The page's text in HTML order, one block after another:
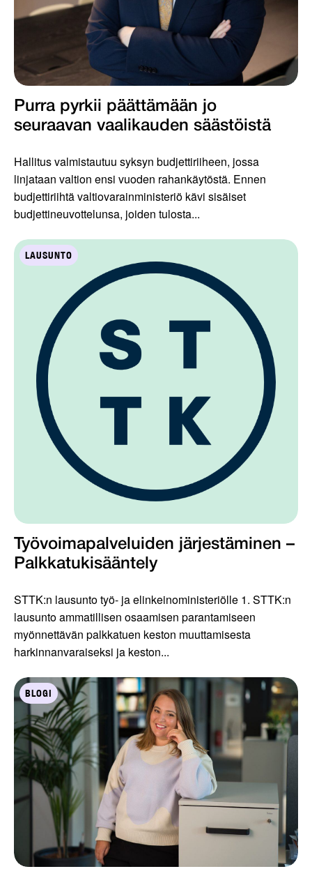
Purra pyrkii päättämään jo
seuraavan vaalikauden säästöistä
Hallitus valmistautuu syksyn budjettiriiheen, jossa
linjataan valtion ensi vuoden rahankäytöstä. Ennen
budjettiriihtä valtiovarainministeriö kävi sisäiset
budjettineuvottelunsa, joiden tulosta...
LAUSUNTO
Työvoimapalveluiden järjestäminen –
Palkkatukisääntely
STTK:n lausunto työ- ja elinkeinoministeriölle 1. STTK:n
lausunto ammatillisen osaamisen parantamiseen
myönnettävän palkkatuen keston muuttamisesta
harkinnanvaraiseksi ja keston...
BLOGI